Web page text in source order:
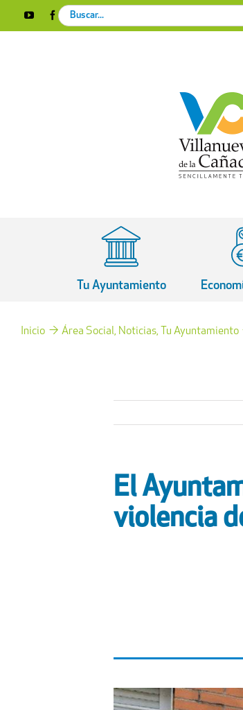
YouTubeFacebookInstagram
X
Search
for:
Tu Ayuntamiento
Inicio Área Social Noticias Tu Ayuntamiento
El
violencia